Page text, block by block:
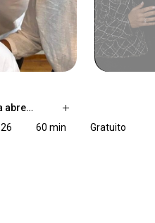
abre…
"DesAbrigo",
a
antes de
e
60 min
Gratuito